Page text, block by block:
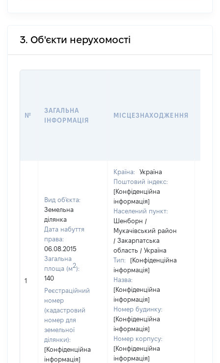
3. Об'єкти нерухомості
№
ЗАГАЛЬНА
ІНФОРМАЦІЯ
МІСЦЕЗНАХОДЖЕННЯ
1
Вид об'єкта:
Земельна
ділянка
Дата набуття
права:
06.08.2015
Загальна
площа (м2):
140
Реєстраційний
номер
(кадастровий
номер для
земельної
ділянки):
[Конфіденційна
інформація]
Країна:
Україна
Поштовий індекс:
[Конфіденційна
інформація]
Населений пункт:
Шенборн /
Мукачівський район
/ Закарпатська
область / Україна
Тип:
[Конфіденційна
інформація]
Назва:
[Конфіденційна
інформація]
Номер будинку:
[Конфіденційна
інформація]
Номер корпусу:
[Конфіденційна
інформація]